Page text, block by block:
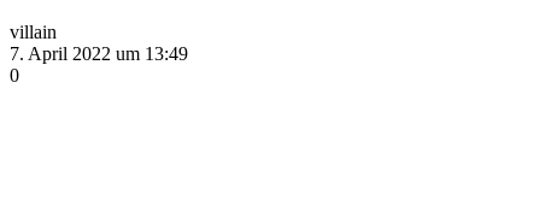
villain
7. April 2022 um 13:49
0